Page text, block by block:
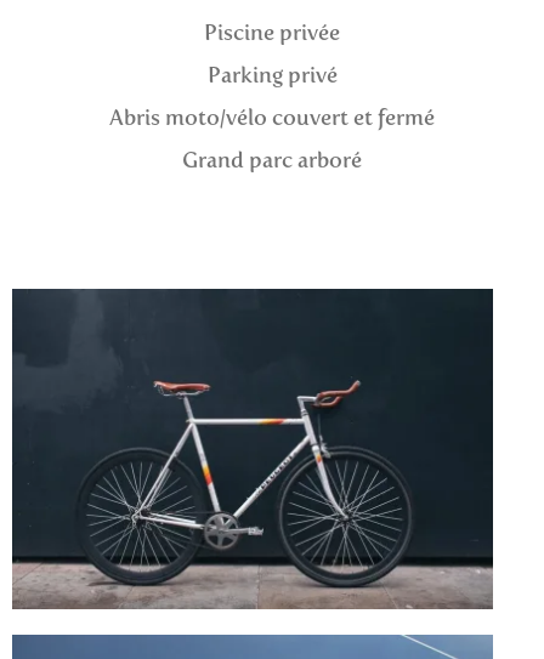
Piscine privée
Parking privé
Abris moto/vélo couvert et fermé
Grand parc arboré